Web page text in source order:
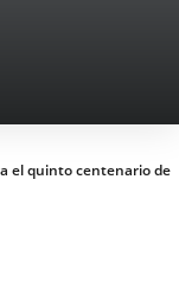
el quinto centenario de